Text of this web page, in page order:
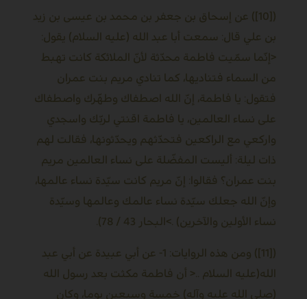
([10]) عن إسحاق بن جعفر بن محمد بن عيسى بن زيد
بن علي قال: سمعت أبا عبد الله (عليه السلام) يقول
> إنّما سمّيت فاطمة محدّثة لأنّ الملائكة كانت تهبط
من السماء فتناديها، كما تنادي مريم بنت عمران
فتقول: يا فاطمة، إنّ الله اصطفاك وطهّرك واصطفاك
على نساء العالمين، يا فاطمة اقنتي لربّك واسجدي
واركعي مع الراكعين فتحدّثهم ويحدّثونها، فقالت لهم
ذات ليلة: أليست المفضّلة على نساء العالمين مريم
بنت عمران؟ فقالوا: إنّ مريم كانت سيّدة نساء عالمها،
وإنّ الله جعلك سيّدة نساء عالمك وعالمها وسيّدة
نساء الأولين والآخرين <. ( البحار 43 / 78).
([11]) ومن هذه الروايات: 1- عن أبي عبيدة عن أبي عبد
الله(عليه السلام >..
أن فاطمة مكثت بعد رسول الله
(صلى الله عليه وآله) خمسة وسبعين يوما، وكان